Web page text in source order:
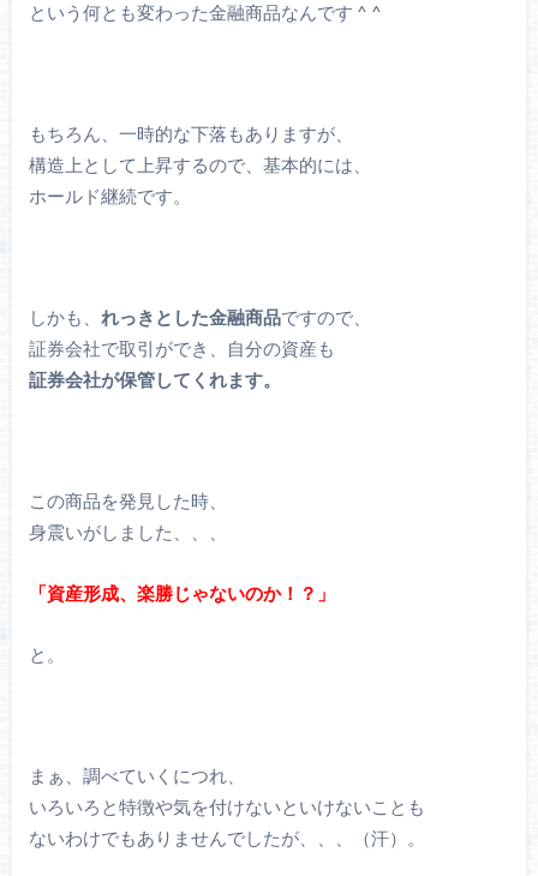
という何とも変わった金融商品なんです ^ ^
もちろん、一時的な下落もありますが、
構造上として上昇するので、基本的には、
ホールド継続です。
しかも、 れっきとした金融商品ですので、
証券会社で取引ができ、自分の資産も
証券会社が保管してくれます。
この商品を発見した時、
身震いがしました、、、
「資産形成、楽勝じゃないのか！？」
と。
まぁ、調べていくにつれ、
いろいろと特徴や気を付けないといけないことも
ないわけでもありませんでしたが、、、（汗）。